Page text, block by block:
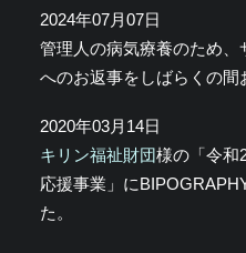
2024年07月07日
管理人の病気療養のため
へのお返事をしばらくの間
2020年03月14日
キリン福祉財団様の「令和
応援事業」に
た。